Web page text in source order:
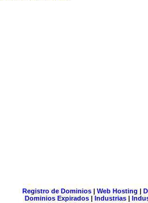
Registro de Dominios| Web Hosting |
Dominios Expirados | Industrias |